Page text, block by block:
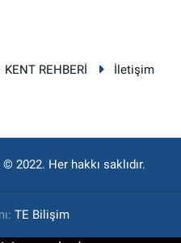
KENT REHBERİ
İletişim
2022. Her hakkı saklıdır.
TE Bilişim